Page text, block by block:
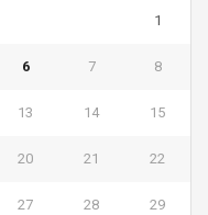
1
6 7 8
13 14 15
20 21 22
27 28 29